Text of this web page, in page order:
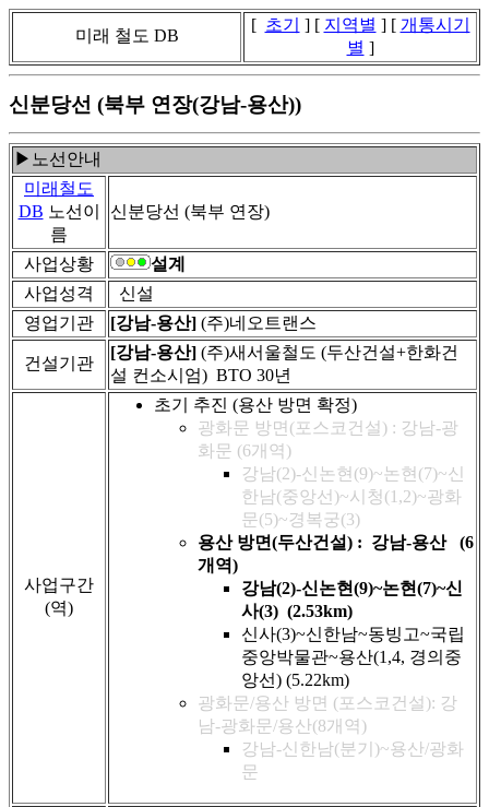
미래 철도 DB
[ 초기 ] [ 지역별 ] [ 개통시기
별 ]
신분당선 (북부 연장(강남-용산))
▶노선안내
미래철도
DB 노선이
름
신분당선 (북부 연장)
사업상황
설계
사업성격
신설
영업기관
[강남-용산] (주)네오트랜스
건설기관
[강남-용산] (주)새서울철도 (두산건설+한화건
설 컨소시엄) BTO 30년
사업구간
(역)
초기 추진 (용산 방면 확정)
광화문 방면(포스코건설) : 강남-광
화문 (6개역)
강남(2)-신논현(9)~논현(7)~신
한남(중앙선)~시청(1,2)~광화
문(5)~경복궁(3)
용산 방면(두산건설) : 강남-용산 (6
개역)
강남(2)-신논현(9)~논현(7)~신
사(3) (2.53km)
신사(3)~신한남~동빙고~국립
중앙박물관~용산(1,4, 경의중
앙선) (5.22km)
광화문/용산 방면 (포스코건설): 강
남-광화문/용산(8개역)
강남-신한남(분기)~용산/광화
문